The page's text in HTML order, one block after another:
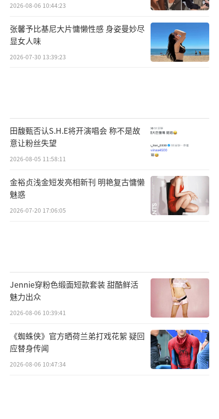
2026-08-06 10:44:23
张馨予比基尼大片慵懒性感 身姿曼妙尽
显女人味
2026-07-30 13:39:23
田馥甄否认S.H.E将开演唱会 称不是故
意让粉丝失望
2026-08-05 11:58:11
金裕贞浅金短发亮相新刊 明艳复古慵懒
魅惑
2026-07-20 17:06:05
Jennie穿粉色缎面短款套装 甜酷鲜活
魅力出众
2026-08-06 10:39:41
《蜘蛛侠》官方晒荷兰弟打戏花絮 疑回
应替身传闻
2026-08-06 10:47:34